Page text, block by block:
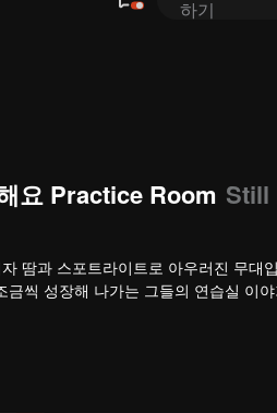
요 Practice Room Still
땀과 스포트라이트로 아우러진 무대
씩 성장해 나가는 그들의 연습실 이